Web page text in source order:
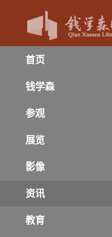
首页
钱学森
参观
展览
影像
资讯
教育